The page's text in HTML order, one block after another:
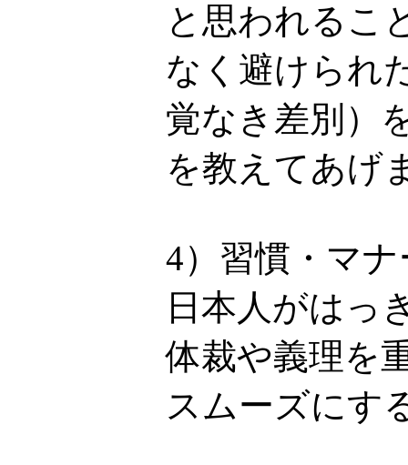
と思われるこ
なく避けられ
覚なき差別）
を教えてあげ
4）習慣・マ
日本人がはっ
体裁や義理を
スムーズにす